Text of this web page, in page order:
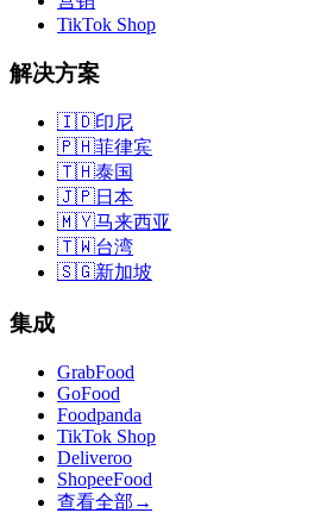
TikTok Shop
解决方案
🇮🇩印尼
🇵🇭菲律宾
🇹🇭泰国
🇯🇵日本
🇲🇾马来西亚
🇹🇼台湾
🇸🇬新加坡
集成
GrabFood
GoFood
Foodpanda
TikTok Shop
Deliveroo
ShopeeFood
查看全部 →